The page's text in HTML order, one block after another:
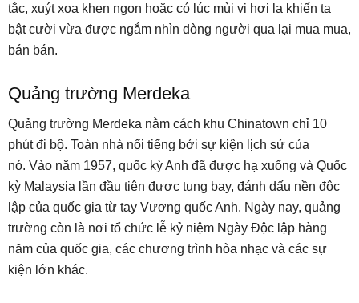
tắc, xuýt xoa khen ngon hoặc có lúc mùi vị hơi lạ khiến ta
bật cười vừa được ngắm nhìn dòng người qua lại mua mua,
bán bán.
Quảng trường Merdeka
Quảng trường Merdeka nằm cách khu Chinatown chỉ 10
phút đi bộ. Toàn nhà nổi tiếng bởi sự kiện lịch sử của
nó. Vào năm 1957, quốc kỳ Anh đã được hạ xuống và Quốc
kỳ Malaysia lần đầu tiên được tung bay, đánh dấu nền độc
lập của quốc gia từ tay Vương quốc Anh. Ngày nay, quảng
trường còn là nơi tổ chức lễ kỷ niệm Ngày Độc lập hàng
năm của quốc gia, các chương trình hòa nhạc và các sự
kiện lớn khác.